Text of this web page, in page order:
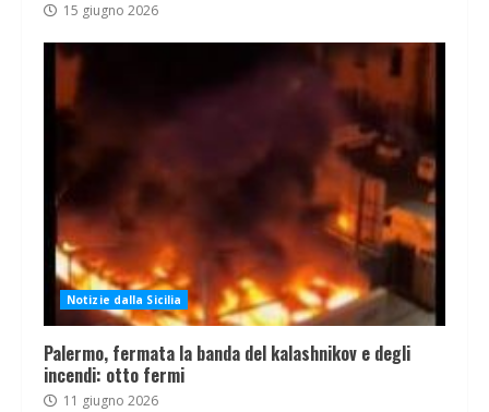
15 giugno 2026
Notizie dalla Sicilia
Palermo, fermata la banda del kalashnikov e degli
incendi: otto fermi
11 giugno 2026